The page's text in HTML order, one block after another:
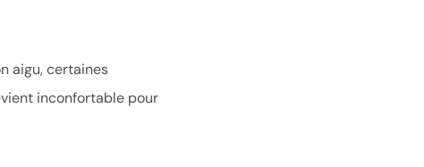
aigu, certaines
inconfortable pour